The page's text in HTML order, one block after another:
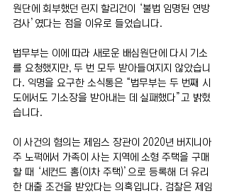
원단에 회부했던 린지 할리건이 ‘불법 임명된 연방
검사’였다는 점을 이유로 들었습니다.
법무부는 이에 따라 새로운 배심원단에 다시 기소
를 요청했지만, 두 번 모두 받아들여지지 않았습니
다. 익명을 요구한 소식통은 “법무부는 두 번째 시
도에서도 기소장을 받아내는 데 실패했다”고 밝혔
습니다.
이 사건의 혐의는 제임스 장관이 2020년 버지니아
주 노퍽에서 가족이 사는 지역에 소형 주택을 구매
할 때 ‘세컨드 홈(이차 주택)’으로 등록해 더 유리
한 대출 조건을 받았다는 의혹입니다. 검찰은 제임